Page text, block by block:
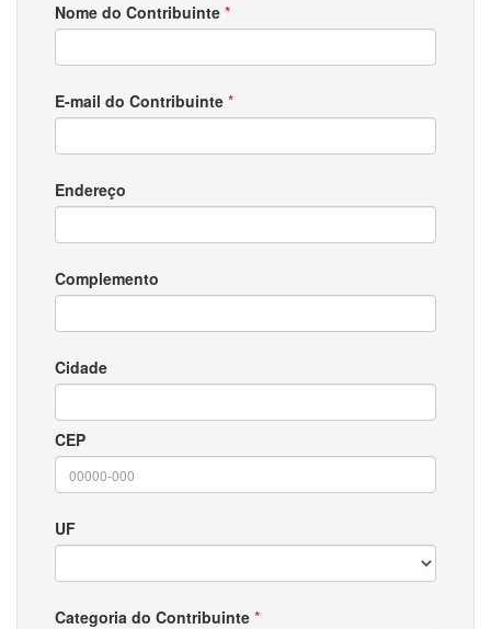
Nome do Contribuinte *
E-mail do Contribuinte *
Endereço
Complemento
Cidade
CEP
UF
Categoria do Contribuinte *